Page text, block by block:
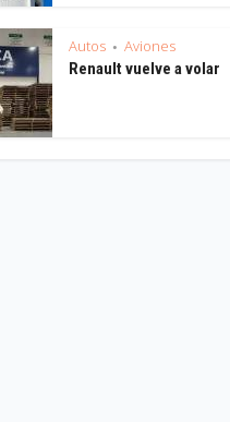
Autos • Aviones
Renault vuelve a volar